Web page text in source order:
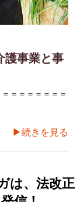
事業と事
＝＝＝＝＝＝＝
▶続きを見る
は、法改正